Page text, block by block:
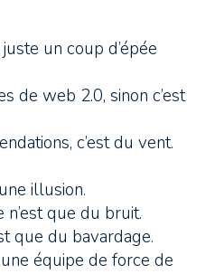
un coup d’épée
de web 2.0, sinon c’est
c’est du vent.
illusion.
que du bruit.
que du bavardage.
équipe de force de